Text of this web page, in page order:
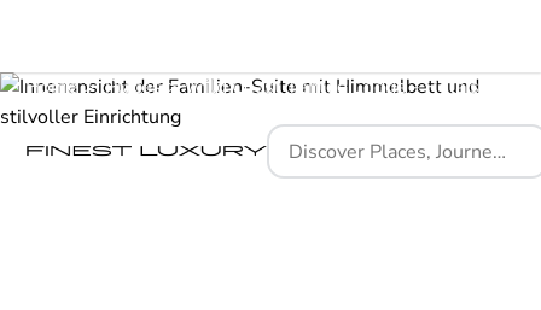
Home Places Wild Coast Tented Lodge - Relais and Chateaux